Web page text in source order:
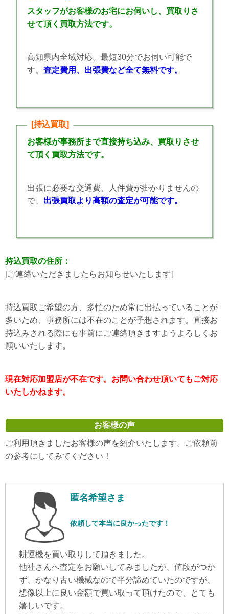
スタッフがお客様のお宅にお伺いし、買取りさ
せて頂く買取方法です。
高知県内全域対応。最短30分でお伺い可能で
す。 査定費用、出張費など全て無料です。
[持込買取]
お客様が事務所まで直接持ち込み、買取りさせ
て頂く買取方法です。
出張に必要な交通費、人件費が掛かりませんの
で、 出張買取より高額の査定が可能です。
持込買取の住所：
[ご連絡いただきましたらお知らせいたします]
持込買取ご希望の方、多忙のため常に出払っていることが
多いため、事務所には不在のことが予想されます。直接お
持込みされる際にも事前にご連絡頂きますようよろしくお
願いいたします。
現在対応加盟店が不在です。お問い合わせ頂いてもご対応
いたしかねます。
お客様の声
ご利用頂きましたお客様の声を紹介いたします。ご依頼前
の参考にしてみてください！
匿名希望さま
依頼して本当に良かったです！
耕運機を買い取りして頂きました。
他社さんへ査定をお願いしてみましたが、値段がつか
ず、かなり古い機械なので半分諦めていたのですが、
想像以上に良い金額で買い取って頂けたので、とても
嬉しいです。